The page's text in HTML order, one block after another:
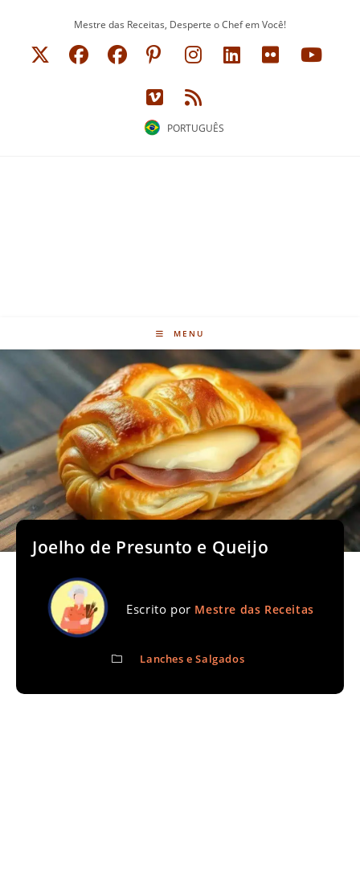
Mestre das Receitas, Desperte o Chef em Você!
PORTUGUÊS
MENU
Joelho de Presunto e Queijo
Escrito por Mestre das Receitas
Lanches e Salgados